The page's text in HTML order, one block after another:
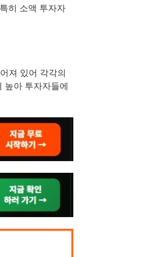
히 소액 투자자
져 있어 각각의
높아 투자자들에